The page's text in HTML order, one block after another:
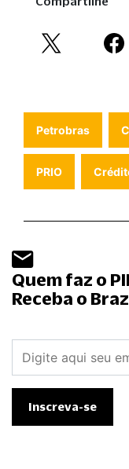
Petrobras
PRIO
Quem faz o
Receba o